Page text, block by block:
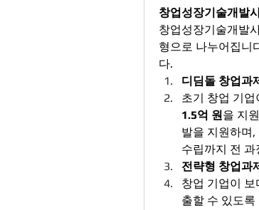
창업성장기술개발
창업성장기술개발
형으로 나누어집니
다.
디딤돌 창업과
초기 창업 기
1.5억 원을 지
발을 지원하며
수립까지 전
전략형 창업과
창업 기업이
출할 수 있도록